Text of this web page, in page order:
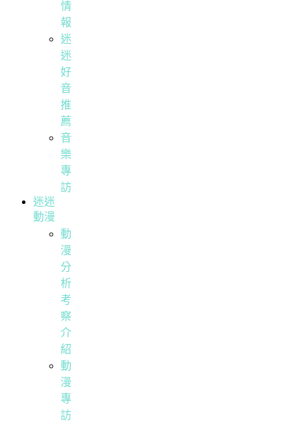
情
報
迷
迷
好
音
推
薦
音
樂
專
訪
迷迷
動漫
動
漫
分
析
考
察
介
紹
動
漫
專
訪